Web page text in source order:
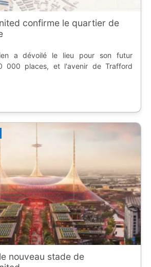
confirme le quartier de
a dévoilé le lieu pour son futur
000 places, et l'avenir de Trafford
nouveau stade de